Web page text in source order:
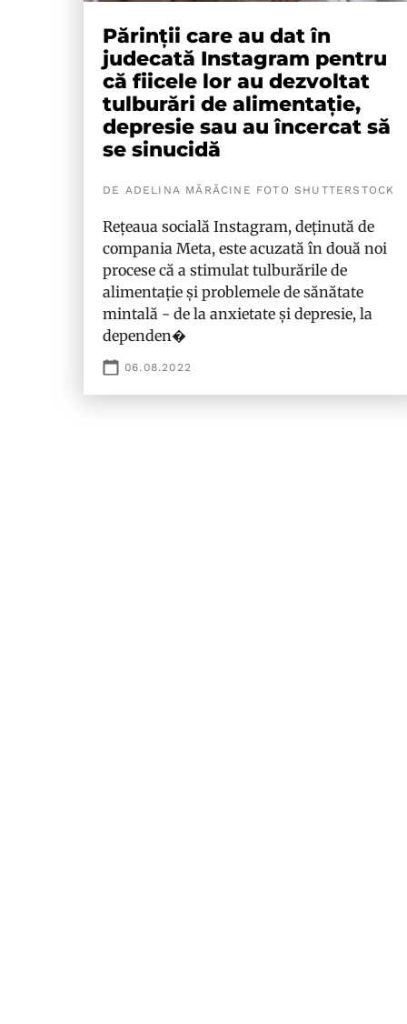
Părinții care au dat în
judecată Instagram pentru
că fiicele lor au dezvoltat
tulburări de alimentație,
depresie sau au încercat să
se sinucidă
DE ADELINA MĂRĂCINE FOTO SHUTTERSTOCK
Rețeaua socială Instagram, deținută de
compania Meta, este acuzată în două noi
procese că a stimulat tulburările de
alimentație și problemele de sănătate
mintală - de la anxietate și depresie, la
dependen�
06.08.2022